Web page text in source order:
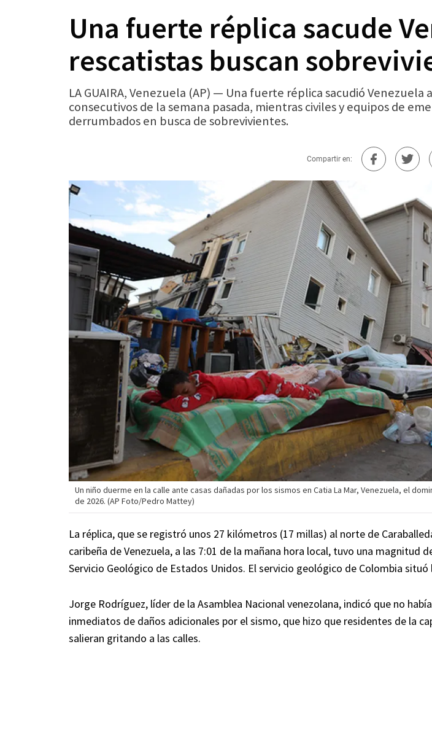
Una fuerte réplica sacude
rescatistas buscan
LA GUAIRA, Venezuela (AP) — Una fuerte réplica sacudió
consecutivos de la semana pasada, mientras civiles y equipos de
derrumbados en busca de sobrevivientes.
Compartir en:
Un niño duerme en la calle ante casas dañadas por los sismos en Catia La Mar, Venezuela, el
de 2026. (AP Foto/Pedro Mattey)
La réplica, que se registró unos 27 kilómetros (17 millas) al norte de
caribeña de Venezuela, a las 7:01 de la mañana hora local, tuvo una magnitud
Servicio Geológico de Estados Unidos. El servicio geológico de Colombia situó
Jorge Rodríguez, líder de la Asamblea Nacional venezolana, indicó que no
inmediatos de daños adicionales por el sismo, que hizo que residentes de la
salieran gritando a las calles.